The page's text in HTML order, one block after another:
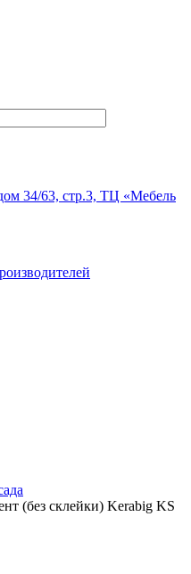
34/63, стр.3, ТЦ «Мебель
(без склейки) Kerabig KS